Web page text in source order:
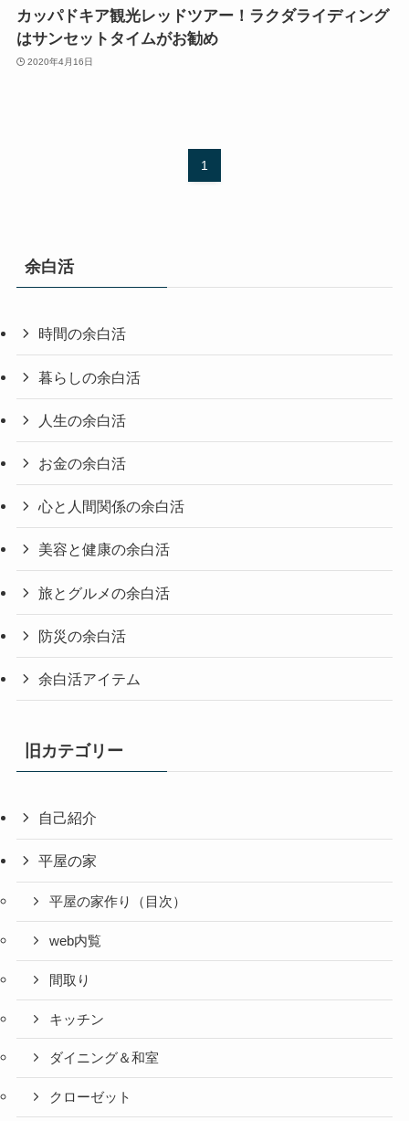
カッパドキア観光レッドツアー！ラクダライディング
はサンセットタイムがお勧め
2020年4月16日
1
余白活
時間の余白活
暮らしの余白活
人生の余白活
お金の余白活
心と人間関係の余白活
美容と健康の余白活
旅とグルメの余白活
防災の余白活
余白活アイテム
旧カテゴリー
自己紹介
平屋の家
平屋の家作り（目次）
web内覧
間取り
キッチン
ダイニング＆和室
クローゼット